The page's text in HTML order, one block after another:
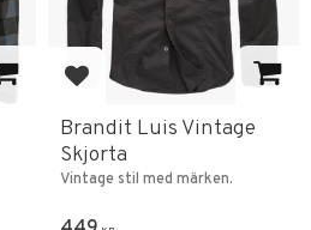
Lägg till i favoriter
Brandit Luis Vintage
Skjorta
Vintage stil med märken.